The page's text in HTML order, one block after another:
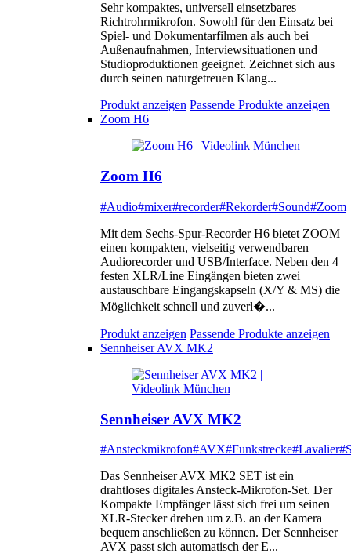
Sehr kompaktes, universell einsetzbares
Richtrohrmikrofon. Sowohl für den Einsatz bei
Spiel- und Dokumentarfilmen als auch bei
Außenaufnahmen, Interviewsituationen und
Studioproduktionen geeignet. Zeichnet sich aus
durch seinen naturgetreuen Klang...
Produkt anzeigen Passende Produkte anzeigen
Zoom H6
Zoom H6
#Audio#mixer#recorder#Rekorder#Sound#Zoom
Mit dem Sechs-Spur-Recorder H6 bietet ZOOM
einen kompakten, vielseitig verwendbaren
Audiorecorder und USB/Interface. Neben den 4
festen XLR/Line Eingängen bieten zwei
austauschbare Eingangskapseln (X/Y & MS) die
Möglichkeit schnell und zuverl�...
Produkt anzeigen Passende Produkte anzeigen
Sennheiser AVX MK2
Sennheiser AVX MK2
#Ansteckmikrofon#AVX#Funkstrecke#Lavalier
Das Sennheiser AVX MK2 SET ist ein
drahtloses digitales Ansteck-Mikrofon-Set. Der
Kompakte Empfänger lässt sich frei um seinen
XLR-Stecker drehen um z.B. an der Kamera
bequem anschließen zu können. Der Sennheiser
AVX passt sich automatisch der E...